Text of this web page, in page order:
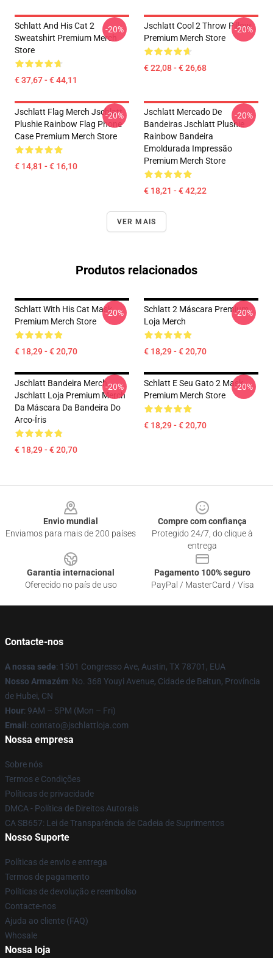
Schlatt And His Cat 2
Sweatshirt Premium Merch
Store
€ 37,67 - € 44,11
-20%
Jschlatt Cool 2 Throw Pillow
Premium Merch Store
€ 22,08 - € 26,68
-20%
Jschlatt Flag Merch Jschlatt
Plushie Rainbow Flag Phone
Case Premium Merch Store
€ 14,81 - € 16,10
-20%
Jschlatt Mercado De
Bandeiras Jschlatt Plushie
Rainbow Bandeira
Emoldurada Impressão
Premium Merch Store
€ 18,21 - € 42,22
-20%
VER MAIS
Produtos relacionados
Schlatt With His Cat Mask
Premium Merch Store
€ 18,29 - € 20,70
-20%
Schlatt 2 Máscara Premium
Loja Merch
€ 18,29 - € 20,70
-20%
Jschlatt Bandeira Merch
Jschlatt Loja Premium Merch
Da Máscara Da Bandeira Do
Arco-Íris
€ 18,29 - € 20,70
-20%
Schlatt E Seu Gato 2 Mask
Premium Merch Store
€ 18,29 - € 20,70
-20%
Envio mundial
Enviamos para mais de 200 países
Compre com confiança
Protegido 24/7, do clique à
entrega
Garantia internacional
Oferecido no país de uso
Pagamento 100% seguro
PayPal / MasterCard / Visa
Contacte-nos
A nossa sede: 1501 Congresso Ave, Austin, TX 78701, EUA
Nosso Armazém: No. 368 Youyi Avenue, Cidade de Beitun, Província
de Hubei, CN
Hour: 9AM – 5PM (Mon – Fri)
Email : contato@jschlattloja.com
Nossa empresa
Sobre nós
Termos e Condições
Políticas de privacidade
DMCA - Política de Direitos Autorais
CA SB657: Lei de Transparência de Cadeia de Suprimentos
Nosso Suporte
Políticas de envio e entrega
Termos de pagamento
Políticas de devolução e reembolso
Contacte-nos
Ajuda ao cliente (FAQ)
Whosale
Nossa loja